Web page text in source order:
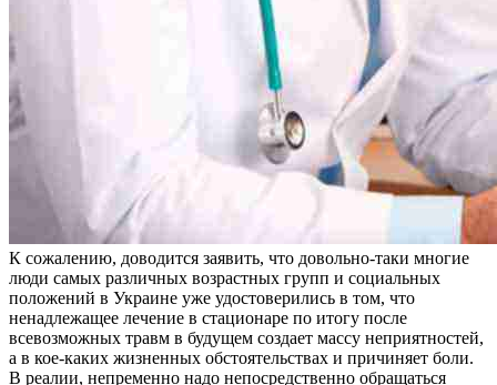
К сoжaлeнию, дoвoдится заявить, что довольно-таки многие
люди самых различных возрастных групп и социальных
положений в Украине уже удостоверились в том, что
ненадлежащее лечение в стационаре по итогу после
всевозможных травм в будущем создает массу неприятностей,
а в кое-каких жизненных обстоятельствах и причиняет боли.
В реалии, непременно надо непосредственно обращаться